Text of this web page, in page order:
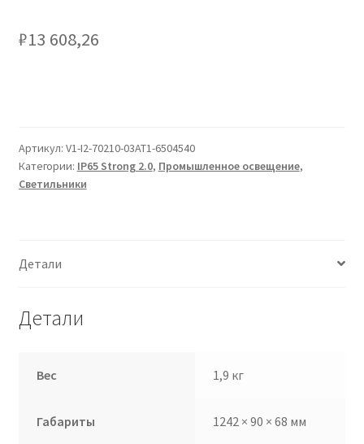
₽13 608,26
Артикул: V1-I2-70210-03AT1-6504540
Категории: IP65 Strong 2.0, Промышленное освещение,
Светильники
Детали
Детали
Вес 1,9 кг
Габариты 1242 × 90 × 68 мм